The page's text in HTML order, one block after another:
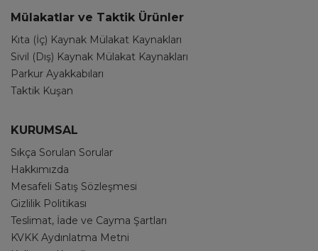
Mülakatlar ve Taktik Ürünler
Kıta (İç) Kaynak Mülakat Kaynakları
Sivil (Dış) Kaynak Mülakat Kaynakları
Parkur Ayakkabıları
Taktik Kuşan
KURUMSAL
Sıkça Sorulan Sorular
Hakkımızda
Mesafeli Satış Sözleşmesi
Gizlilik Politikası
Teslimat, İade ve Cayma Şartları
KVKK Aydınlatma Metni